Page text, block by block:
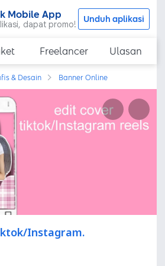
Mobile App
dapat promo! Unduh aplikasi
Freelancer Ulasan
& Desain Banner Online
Instagram.